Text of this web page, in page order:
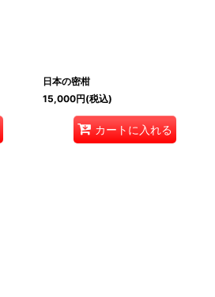
日本の密柑
15,000円(税込)
カートに入れる